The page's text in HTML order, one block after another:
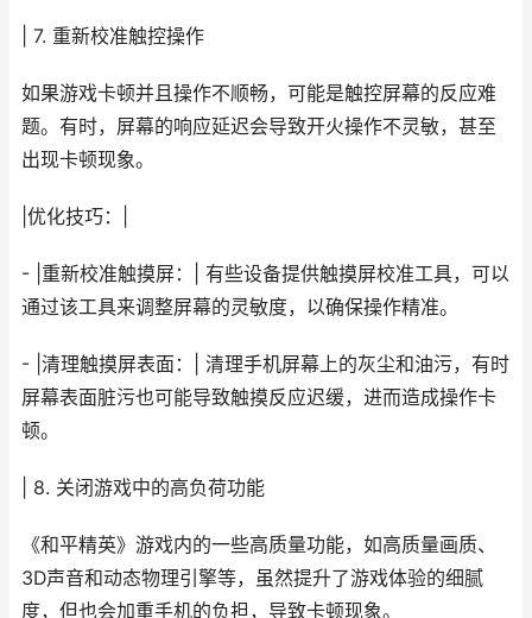
| 7. 重新校准触控操作
如果游戏卡顿并且操作不顺畅，可能是触控屏幕的反应难
题。有时，屏幕的响应延迟会导致开火操作不灵敏，甚至
出现卡顿现象。
|优化技巧：|
- |重新校准触摸屏：| 有些设备提供触摸屏校准工具，可以
通过该工具来调整屏幕的灵敏度，以确保操作精准。
- |清理触摸屏表面：| 清理手机屏幕上的灰尘和油污，有时
屏幕表面脏污也可能导致触摸反应迟缓，进而造成操作卡
顿。
| 8. 关闭游戏中的高负荷功能
《和平精英》游戏内的一些高质量功能，如高质量画质、
3D声音和动态物理引擎等，虽然提升了游戏体验的细腻
度，但也会加重手机的负担，导致卡顿现象。